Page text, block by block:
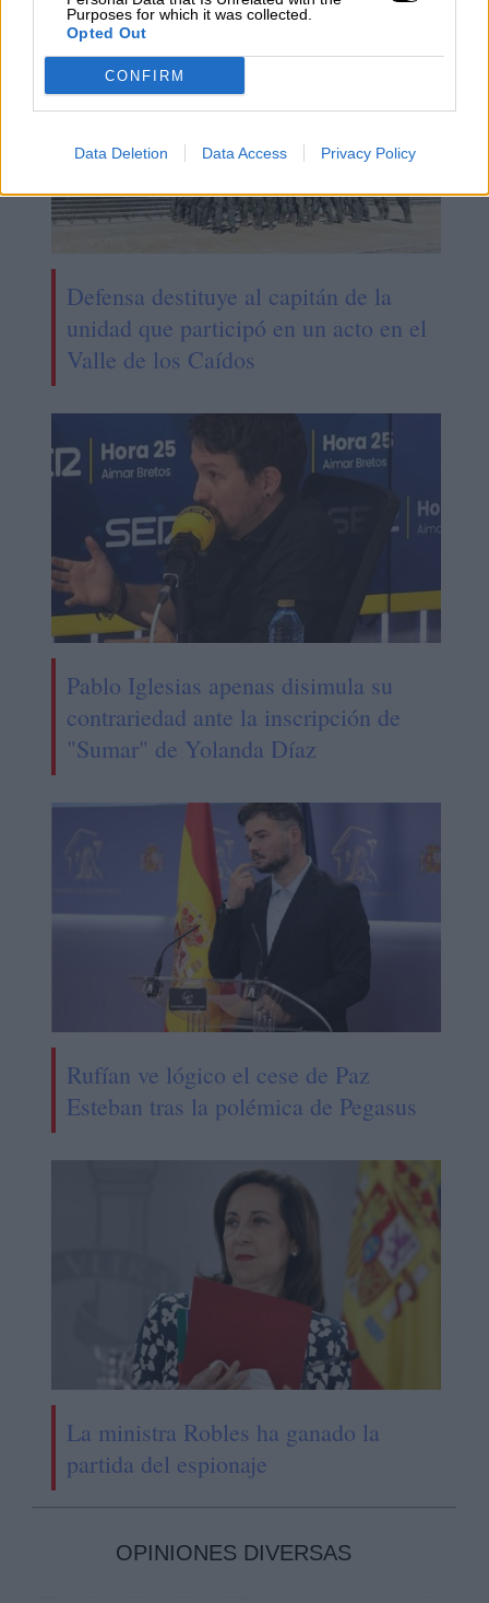
Purposes for which it was collected.
Opted Out
CONFIRM
Data Deletion Data Access Privacy Policy
Defensa destituye al capitán de la
unidad que participó en un acto en el
Valle de los Caídos
Pablo Iglesias apenas disimula su
contrariedad ante la inscripción de
"Sumar" de Yolanda Díaz
Rufían ve lógico el cese de Paz
Esteban tras la polémica de Pegasus
La ministra Robles ha ganado la
partida del espionaje
OPINIONES DIVERSAS